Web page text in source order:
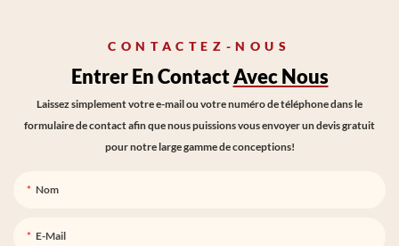
CONTACTEZ-NOUS
Entrer En ContactAvec Nous
Laissez simplement votre e-mail ou votre numéro de téléphone dans le
formulaire de contact afin que nous puissions vous envoyer un devis gratuit
pour notre large gamme de conceptions!
Nom
E-Mail